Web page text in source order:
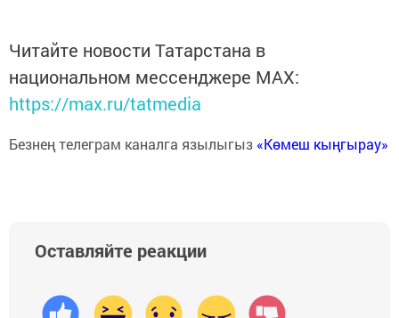
Читайте новости Татарстана в
национальном мессенджере MАХ:
https://max.ru/tatmedia
Безнең телеграм каналга язылыгыз «Көмеш кыңгырау»
Оставляйте реакции